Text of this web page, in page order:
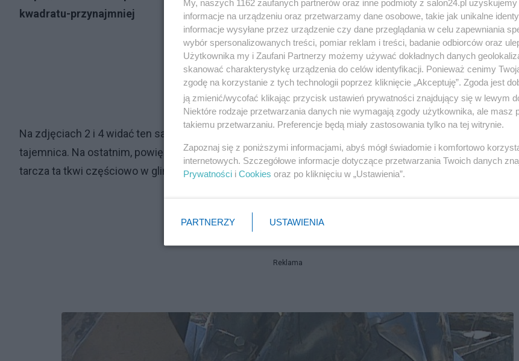
kwadratu-przynajmniej
Reklama
Na zdjęciach 2 i 4 widać ten sam element, sfotografowany z obu stron w różnych sytuacjach. Ot i cała
tajemnica. Na ostatnim, powiększonym zdjęciu widzimy grudki wilgotnej gliny, na suchej trawie. Na
tarcza ta tkwi częściowo w glinie.
Reklama
My, naszych 1162 zaufanych partnerów oraz inne podmioty z salon24.pl
informacje na urządzeniu oraz przetwarzamy dane osobowe, takie jak unikalne
informacje wysyłane przez urządzenie czy dane przeglądania w celu zapewniania
wybór spersonalizowanych treści, pomiar reklam i treści, badanie odbiorców oraz
Użytkownika my i Zaufani Partnerzy możemy używać dokładnych danych
skanować charakterystykę urządzenia do celów identyfikacji. Ponieważ cenimy
zgodę na korzystanie z tych technologii poprzez kliknięcie „Akceptuję”. Zgoda jest
ją zmienić/wycofać klikając przycisk ustawień prywatności znajdujący się w lewym
Niektóre rodzaje przetwarzania danych nie wymagają zgody użytkownika, ale masz
takiemu przetwarzaniu. Preferencje będą miały zastosowania tylko na tej witrynie.
Zapoznaj się z poniższymi informacjami, abyś mógł świadomie i komfortowo
internetowych. Szczegółowe informacje dotyczące przetwarzania Twoich danych
Prywatności i Cookies oraz po kliknięciu w „Ustawienia”.
PARTNERZY USTAWIENIA